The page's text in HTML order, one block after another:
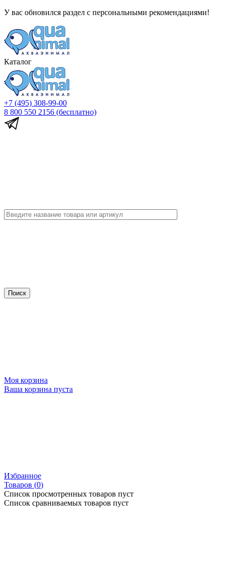
У вас обновился раздел с персональными рекомендациями!
Каталог
+7 (495) 308-99-00
8 800 550 2156 (бесплатно)
Моя корзина
Ваша корзина пуста
Избранное
Товаров (0)
Список просмотренных товаров пуст
Список сравниваемых товаров пуст